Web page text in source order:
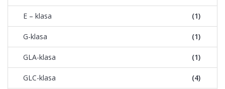
E – klasa (1)
G-klasa (1)
GLA-klasa (1)
GLC-klasa (4)